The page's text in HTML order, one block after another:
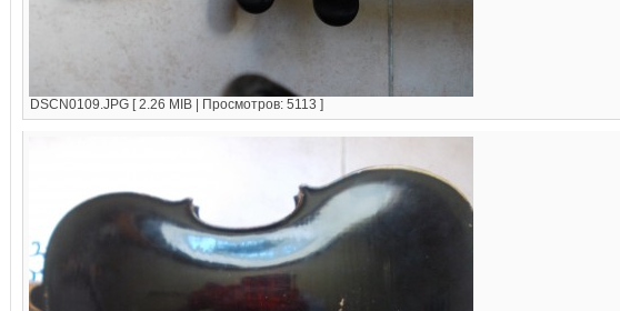
DSCN0109.JPG [ 2.26 MIB | Просмотров: 5113 ]